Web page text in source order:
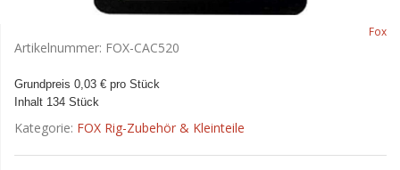
Fox
Artikelnummer: FOX-CAC520
Grundpreis 0,03 € pro Stück
Inhalt 134 Stück
Kategorie: FOX Rig-Zubehör & Kleinteile